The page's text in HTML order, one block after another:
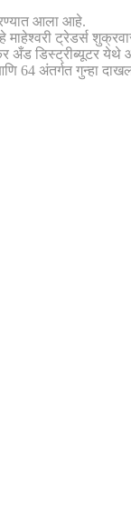
आला आहे.
माहेश्वरी ट्रेडर्स
अँड डिस्ट्रीब्यूटर
64 अंतर्गत गुन्हा